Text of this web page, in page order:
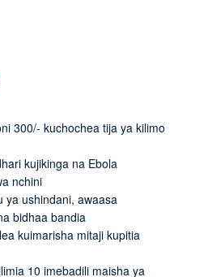
300/- kuchochea tija ya kilimo
kujikinga na Ebola
nchini
ya ushindani, awaasa
bidhaa bandia
kuimarisha mitaji kupitia
10 imebadili maisha ya